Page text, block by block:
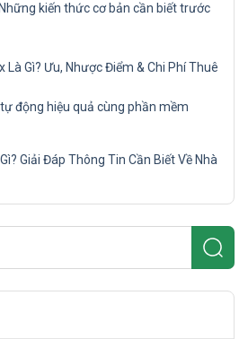
kiến thức cơ bản cần biết trước
Là Gì? Ưu, Nhược Điểm & Chi Phí Thuê
động hiệu quả cùng phần mềm
Giải Đáp Thông Tin Cần Biết Về Nhà